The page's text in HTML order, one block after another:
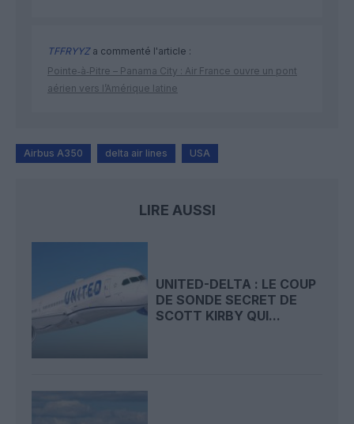
TFFRYYZa commenté l'article :
Pointe‑à‑Pitre – Panama City : Air France ouvre un pont
aérien vers l’Amérique latine
Airbus A350 delta air lines USA
LIRE AUSSI
UNITED-DELTA : LE COUP
DE SONDE SECRET DE
SCOTT KIRBY QUI...